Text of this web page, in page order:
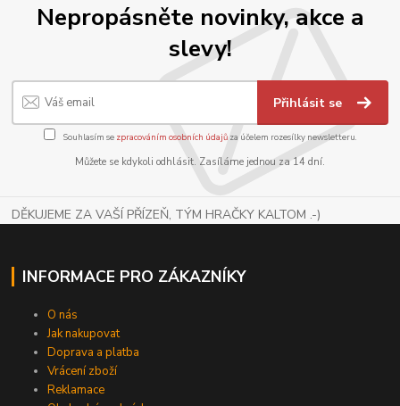
Nepropásněte novinky, akce a
slevy!
Přihlásit se
Souhlasím se zpracováním osobních údajůza účelem rozesílky newsletteru.
Můžete se kdykoli odhlásit. Zasíláme jednou za 14 dní.
DĚKUJEME ZA VAŠÍ PŘÍZEŇ, TÝM HRAČKY KALTOM .-)
INFORMACE PRO ZÁKAZNÍKY
O nás
Jak nakupovat
Doprava a platba
Vrácení zboží
Reklamace